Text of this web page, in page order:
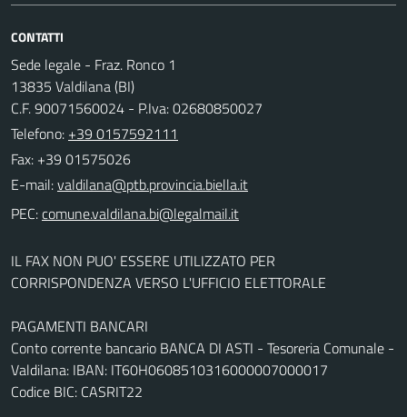
CONTATTI
Sede legale - Fraz. Ronco 1
13835 Valdilana (BI)
C.F. 90071560024 - P.Iva: 02680850027
Telefono: +39 0157592111
Fax: +39 01575026
E-mail:
PEC:
IL FAX NON PUO' ESSERE UTILIZZATO PER
CORRISPONDENZA VERSO L'UFFICIO ELETTORALE
PAGAMENTI BANCARI
Conto corrente bancario BANCA DI ASTI - Tesoreria Comunale -
Valdilana: IBAN: IT60H0608510316000007000017
Codice BIC: CASRIT22